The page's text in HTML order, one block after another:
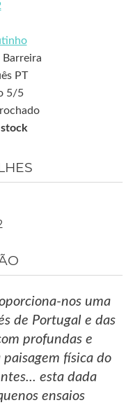
Barreira
PT
5/5
stock
nos uma
de Portugal e das
profundas e
física do
esta dada
ensaios